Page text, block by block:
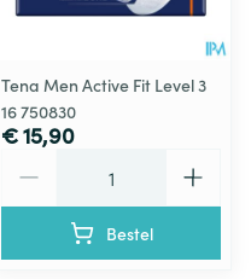
Tena Men Active Fit Level 3
16 750830
€ 15,90
Bestel